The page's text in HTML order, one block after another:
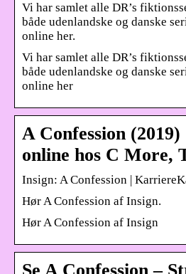
Vi har samlet alle DR’s
både udenlandske og danske
online her.
Vi har samlet alle DR’s
både udenlandske og danske
online her
A Confession (2019)
online hos C More,
Insign: A Confession |
Hør A Confession af Insign.
Hør A Confession af Insign